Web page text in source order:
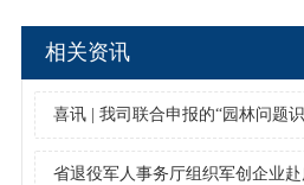
相关资讯
喜讯 | 我司联合申报的“园林问题
省退役军人事务厅组织军创企业